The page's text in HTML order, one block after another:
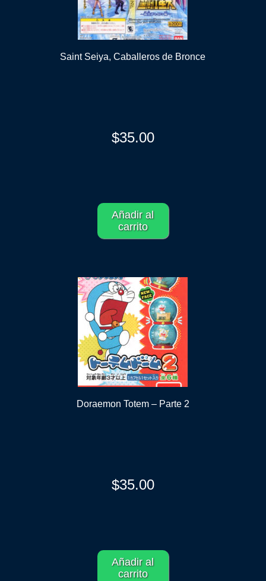
Saint Seiya, Caballeros de Bronce
$35.00
Añadir al
carrito
Doraemon Totem – Parte 2
$35.00
Añadir al
carrito